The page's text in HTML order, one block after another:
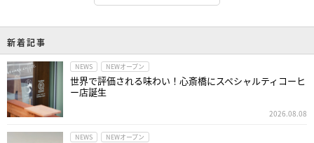
新着記事
NEWS NEWオープン
世界で評価される味わい！心斎橋にスペシャルティコーヒ
ー店誕生
2026.08.08
NEWS NEWオープン